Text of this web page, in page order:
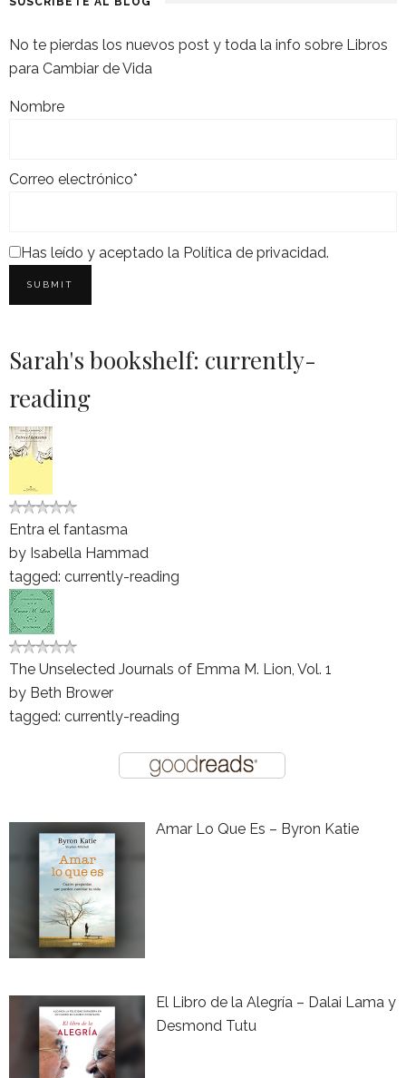
No te pierdas los nuevos post y toda la info sobre Libros
para Cambiar de Vida
Nombre
Correo electrónico*
Has leído y aceptado la Política de privacidad.
Sarah's bookshelf: currently-
reading
Entra el fantasma
by Isabella Hammad
tagged: currently-reading
The Unselected Journals of Emma M. Lion, Vol. 1
by Beth Brower
tagged: currently-reading
Amar Lo Que Es – Byron Katie
El Libro de la Alegría – Dalai Lama y
Desmond Tutu